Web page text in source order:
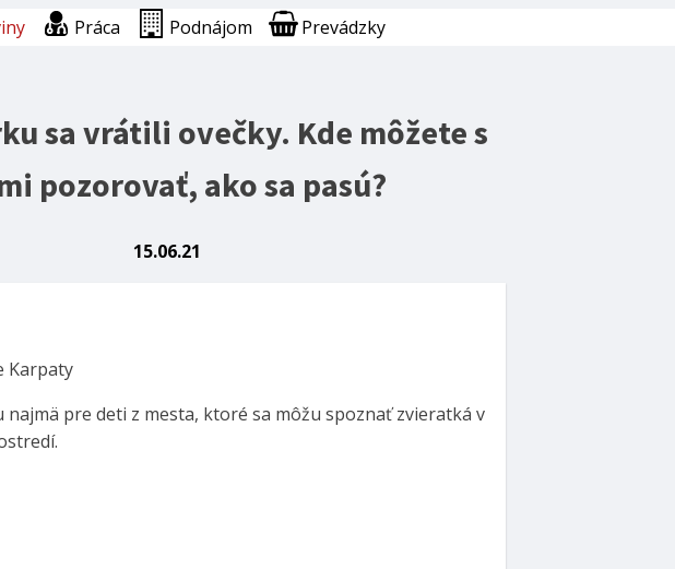
Práca Podnájom Prevádzky
sa vrátili ovečky. Kde môžete s
pozorovať, ako sa pasú?
15.06.21
Karpaty
najmä pre deti z mesta, ktoré sa môžu spoznať zvieratká v